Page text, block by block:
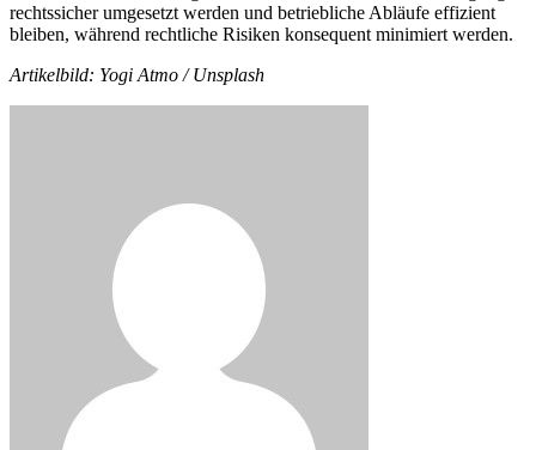
rechtssicher umgesetzt werden und betriebliche Abläufe effizient
bleiben, während rechtliche Risiken konsequent minimiert werden.
Artikelbild: Yogi Atmo / Unsplash